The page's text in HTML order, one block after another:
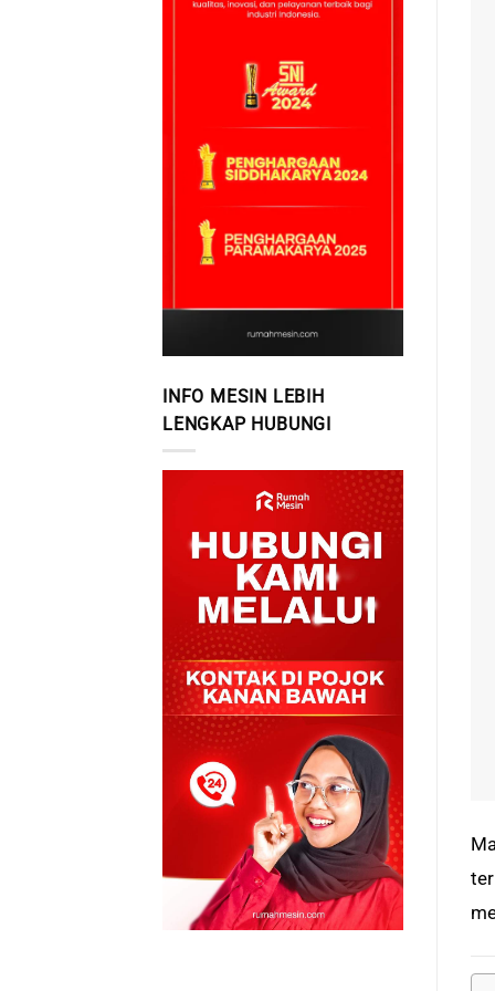
INFO MESIN LEBIH
LENGKAP HUBUNGI